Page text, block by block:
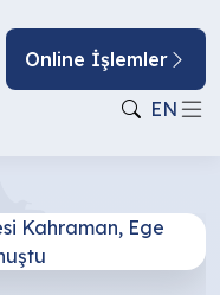
Online İşlemler
EN